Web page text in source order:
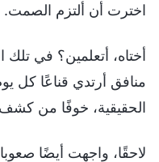
اخترت أن ألتزم الصمت.
أختاه، أتعلمين؟ في
منافق أرتدي قناعًا كل
الحقيقية، خوفًا من
لاحقًا، واجهت أيضًا